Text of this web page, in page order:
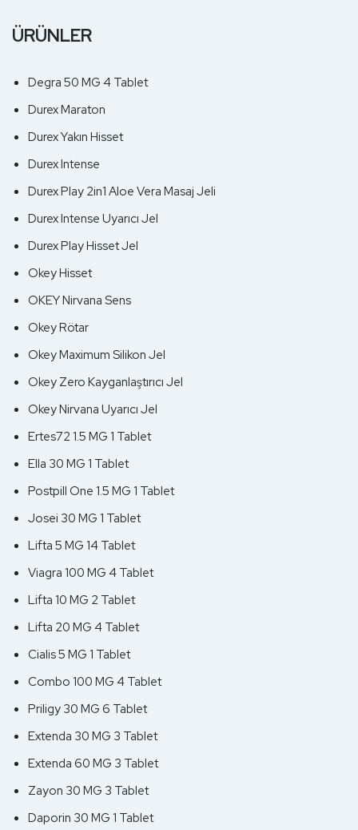
ÜRÜNLER
Degra 50 MG 4 Tablet
Durex Maraton
Durex Yakın Hisset
Durex Intense
Durex Play 2in1 Aloe Vera Masaj Jeli
Durex Intense Uyarıcı Jel
Durex Play Hisset Jel
Okey Hisset
OKEY Nirvana Sens
Okey Rötar
Okey Maximum Silikon Jel
Okey Zero Kayganlaştırıcı Jel
Okey Nirvana Uyarıcı Jel
Ertes72 1.5 MG 1 Tablet
Ella 30 MG 1 Tablet
Postpill One 1.5 MG 1 Tablet
Josei 30 MG 1 Tablet
Lifta 5 MG 14 Tablet
Viagra 100 MG 4 Tablet
Lifta 10 MG 2 Tablet
Lifta 20 MG 4 Tablet
Cialis 5 MG 1 Tablet
Combo 100 MG 4 Tablet
Priligy 30 MG 6 Tablet
Extenda 30 MG 3 Tablet
Extenda 60 MG 3 Tablet
Zayon 30 MG 3 Tablet
Daporin 30 MG 1 Tablet